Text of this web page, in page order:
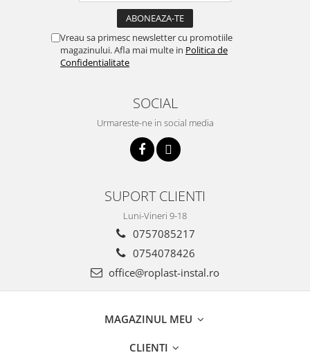
FILTRARE PENTRU APA SI PIESE DE
Filtre de apa
Cartuse ( Rezerve filtre apa)
SISTEME DE ALIMENTARE CU APA
Mufa rapida pt teava PEHD
Fitinguri Compresiune
Pompe submersibile
Pompe pentru testare instalatii
Vreau sa primesc newsletter cu promotiile
magazinului. Afla mai multe in Politica de
Confidentialitate
SOCIAL
Urmareste-ne in social media
SUPORT CLIENTI
Luni-Vineri 9-18
0757085217
0754078426
office@roplast-instal.ro
MAGAZINUL MEU
CLIENTI